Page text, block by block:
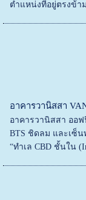
ตำแหน่งที่อยู่ตรงข้าม
อาคารวานิสสา
อาคารวานิสสา ออ
BTS ชิดลม และเซ็
“ทำเล CBD ชั้นใน